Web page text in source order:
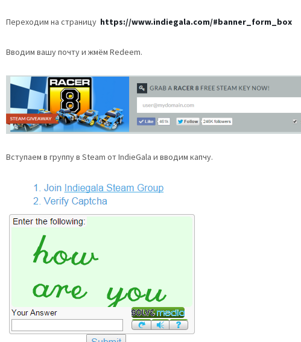
Переходим на страницу https://www.indiegala.com/#banner_form_box
Вводим вашу почту и жмём Redeem.
Вступаем в группу в Steam от IndieGala и вводим капчу.